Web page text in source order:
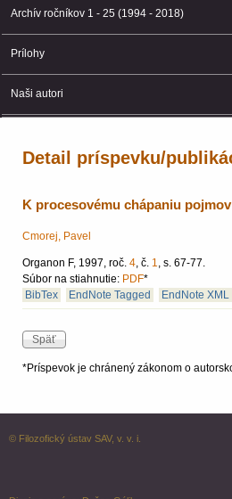
Archív ročníkov 1 - 25 (1994 - 2018)
Prílohy
Naši autori
Detail príspevku/
K procesovému chápaniu pojmov
Cmorej, Pavel
Organon F, 1997, roč. 4, č. 1, s. 67-77.
Súbor na stiahnutie: PDF*
BibTex
EndNote Tagged EndNote XML
*Príspevok je chránený zákonom o
© Filozofický ústav SAV, v. v. i.